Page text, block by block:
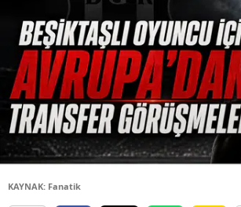
KAYNAK: Fanatik